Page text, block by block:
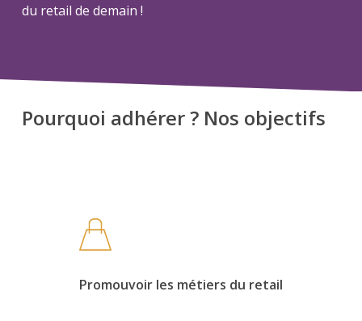
du retail de demain !
Pourquoi adhérer ? Nos objectifs
Promouvoir les métiers du retail